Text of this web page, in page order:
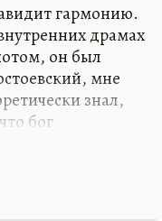
гармонию.
драмах
он был
мне
знал,
бог
стоит Петр, а
трижды
этом разница